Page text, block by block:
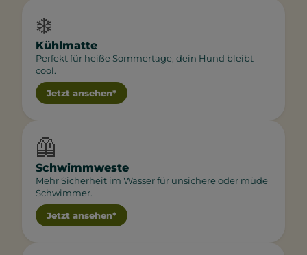
❄️
Kühlmatte
Perfekt für heiße Sommertage, dein Hund bleibt
cool.
Jetzt ansehen*
🦺
Schwimmweste
Mehr Sicherheit im Wasser für unsichere oder müde
Schwimmer.
Jetzt ansehen*